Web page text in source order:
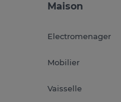
Maison
Electromenager
Mobilier
Vaisselle